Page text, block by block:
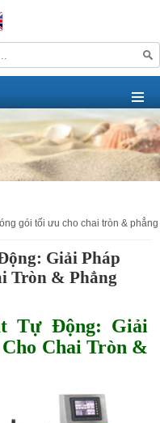
gói tối ưu cho chai tròn & phẳng
Giải Pháp
Tròn & Phẳng
Tự Động: Giải
Chai Tròn &